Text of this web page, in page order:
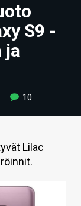
S9 -
ja
10
Lilac